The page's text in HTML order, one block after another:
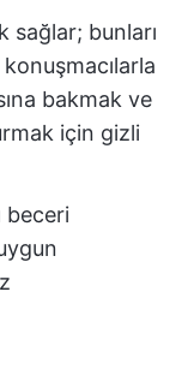
sağlar; bunları
bakmak ve
için gizli
beceri